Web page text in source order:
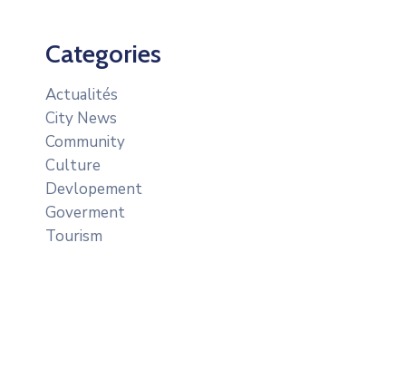
Categories
Actualités
City News
Community
Culture
Devlopement
Goverment
Tourism